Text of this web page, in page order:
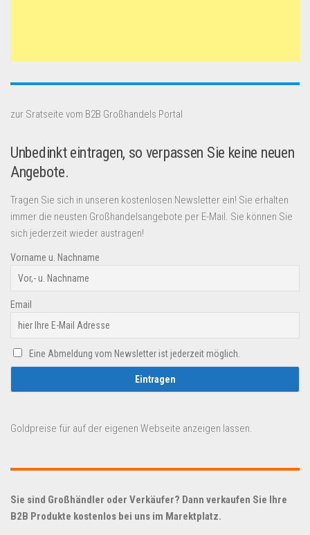
zur Sratseite vom B2B Großhandels Portal
Unbedinkt eintragen, so verpassen Sie keine neuen
Angebote.
Tragen Sie sich in unseren kostenlosen Newsletter ein! Sie erhalten
immer die neusten Großhandelsangebote per E-Mail. Sie können Sie
sich jederzeit wieder austragen!
Vorname u. Nachname
Email
Eine Abmeldung vom Newsletter ist jederzeit möglich.
Goldpreise für auf der eigenen Webseite anzeigen lassen.
Sie sind Großhändler oder Verkäufer? Dann verkaufen Sie Ihre
B2B Produkte kostenlos bei uns im Marektplatz.